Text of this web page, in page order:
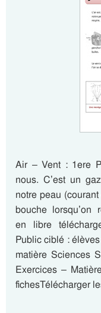
Air – Vent : 1ere
nous. C’est un
notre peau
bouche lorsqu’on
en libre
Public ciblé :
matière Sciences
Exercices –
fichesTélécharger